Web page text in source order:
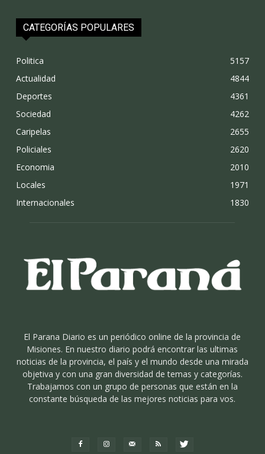
CATEGORÍAS POPULARES
Politica
5157
Actualidad
4844
Deportes
4361
Sociedad
4262
Caripelas
2655
Policiales
2620
Economia
2010
Locales
1971
Internacionales
1830
El Parana Diario es un periódico online de la provincia de
Misiones. En nuestro diario podrá encontrar las ultimas
noticias de la provincia, el país y el mundo desde una mirada
objetiva y con una gran diversidad de temas y categorías.
Trabajamos con un grupo de personas que están en la
constante búsqueda de las mejores noticias para vos.